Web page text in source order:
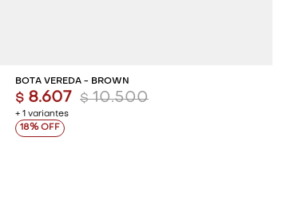
BOTA VEREDA - BROWN
+ 1 variantes
$ 8.607 $ 10.500
18